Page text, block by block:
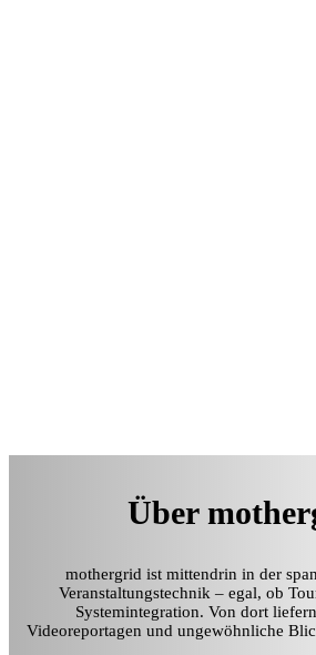
Über
mothergrid ist mittendrin in der
Veranstaltungstechnik – egal, ob
Systemintegration. Von dort
Videoreportagen und ungewöhnliche